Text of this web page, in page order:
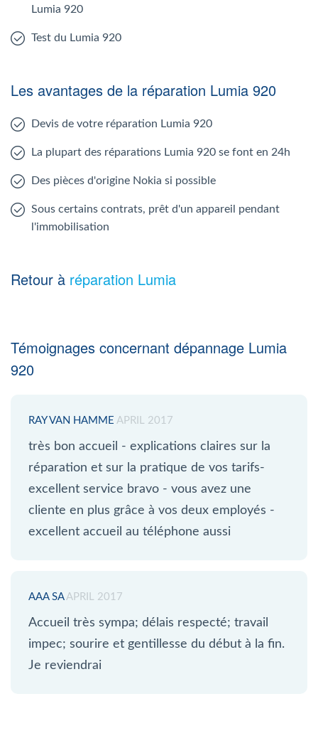
Lumia 920
Test du Lumia 920
Les avantages de la réparation Lumia 920
Devis de votre réparation Lumia 920
La plupart des réparations Lumia 920 se font en 24h
Des pièces d'origine Nokia si possible
Sous certains contrats, prêt d'un appareil pendant
l'immobilisation
Retour à réparation Lumia
Témoignages concernant dépannage Lumia
920
RAY VAN HAMME APRIL 2017
très bon accueil - explications claires sur la
réparation et sur la pratique de vos tarifs-
excellent service bravo - vous avez une
cliente en plus grâce à vos deux employés -
excellent accueil au téléphone aussi
AAA SA APRIL 2017
Accueil très sympa; délais respecté; travail
impec; sourire et gentillesse du début à la fin.
Je reviendrai